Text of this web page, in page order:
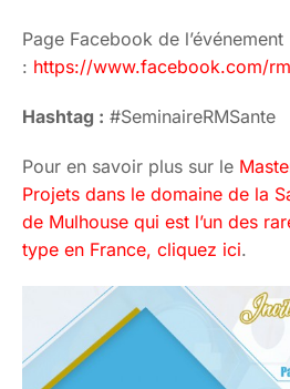
Page Facebook de l’événement
: https://www.facebook.com/
Hashtag : #SeminaireRMSante
Pour en savoir plus sur le
Projets dans le domaine de la
de Mulhouse qui est l’un des
type en France, cliquez ici.